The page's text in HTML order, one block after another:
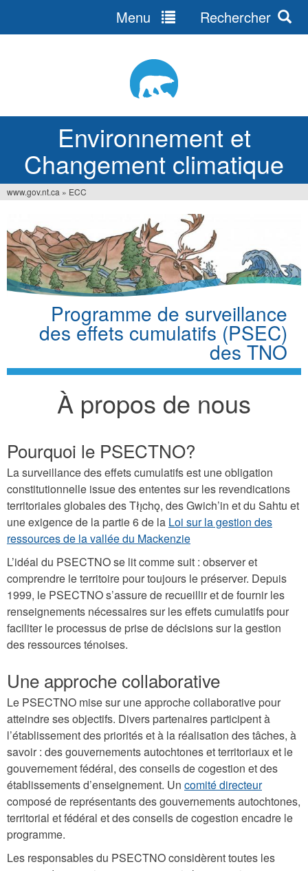
Environnement et
Changement climatique
Menu Rechercher
êtes
ici
www.gov.nt.ca » ECC
Programme de surveillance
des effets cumulatifs (PSEC)
des TNO
À propos de nous
Pourquoi le PSECTNO?
La surveillance des effets cumulatifs est une obligation
constitutionnelle issue des ententes sur les revendications
territoriales globales des Tłı̨chǫ, des Gwich’in et du Sahtu et
une exigence de la partie 6 de la Loi sur la gestion des
ressources de la vallée du Mackenzie
L’idéal du PSECTNO se lit comme suit : observer et
comprendre le territoire pour toujours le préserver. Depuis
1999, le PSECTNO s’assure de recueillir et de fournir les
renseignements nécessaires sur les effets cumulatifs pour
faciliter le processus de prise de décisions sur la gestion
des ressources ténoises.
Une approche collaborative
Le PSECTNO mise sur une approche collaborative pour
atteindre ses objectifs. Divers partenaires participent à
l’établissement des priorités et à la réalisation des tâches, à
savoir : des gouvernements autochtones et territoriaux et le
gouvernement fédéral, des conseils de cogestion et des
établissements d’enseignement. Un comité directeur
composé de représentants des gouvernements autochtones,
territorial et fédéral et des conseils de cogestion encadre le
programme.
Les responsables du PSECTNO considèrent toutes les